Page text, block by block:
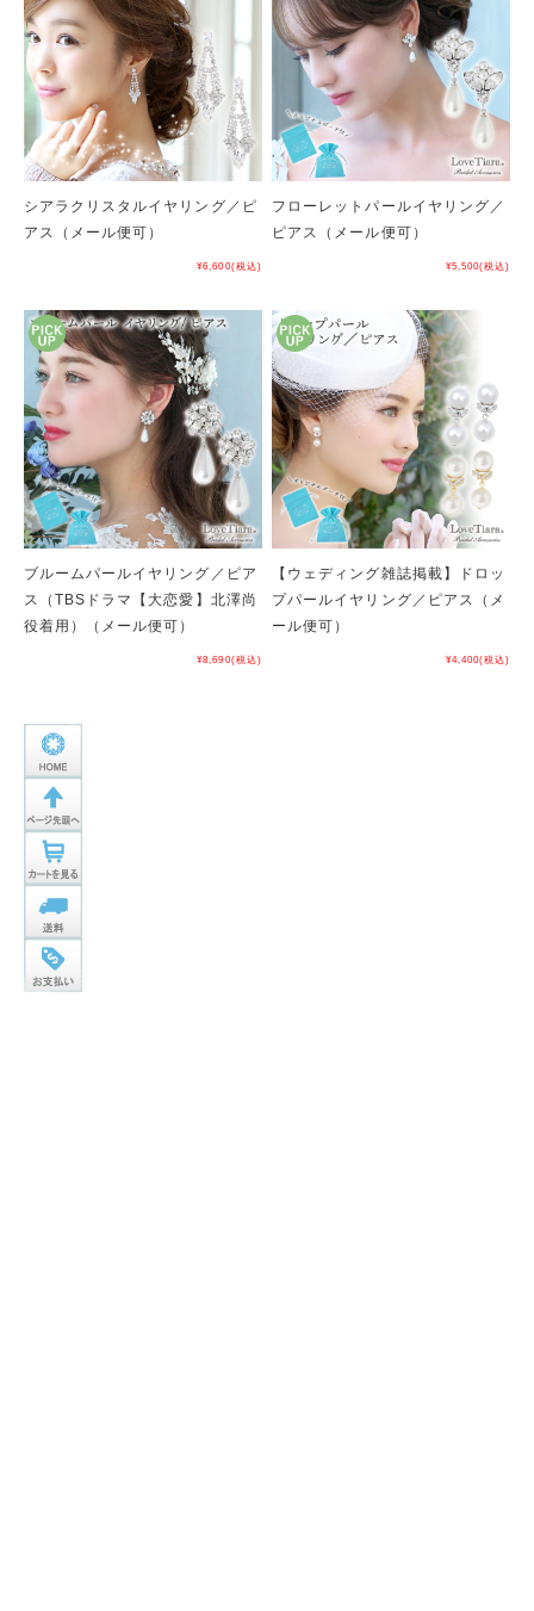
シアラクリスタルイヤリング／ピ
アス（メール便可）
¥6,600(税込)
フローレットパールイヤリング／
ピアス（メール便可）
¥5,500(税込)
ブルームパールイヤリング／ピア
ス（TBSドラマ【大恋愛】北澤尚
役着用）（メール便可）
¥8,690(税込)
【ウェディング雑誌掲載】ドロッ
プパールイヤリング／ピアス（メ
ール便可）
¥4,400(税込)